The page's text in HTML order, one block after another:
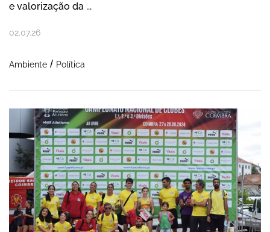
e valorização da ...
02.07.26
Ambiente Política
Clube de Atletismo da Nazaré assinala